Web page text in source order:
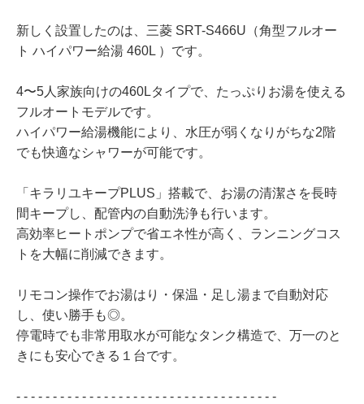
新しく設置したのは、三菱 SRT-S466U（角型フルオー
ト ハイパワー給湯 460L ）です。
4〜5人家族向けの460Lタイプで、たっぷりお湯を使える
フルオートモデルです。
ハイパワー給湯機能により、水圧が弱くなりがちな2階
でも快適なシャワーが可能です。
「キラリユキープPLUS」搭載で、お湯の清潔さを長時
間キープし、配管内の自動洗浄も行います。
高効率ヒートポンプで省エネ性が高く、ランニングコス
トを大幅に削減できます。
リモコン操作でお湯はり・保温・足し湯まで自動対応
し、使い勝手も◎。
停電時でも非常用取水が可能なタンク構造で、万一のと
きにも安心できる１台です。
- - - - - - - - - - - - - - - - - - - - - - - - - - - - - - - - - - - -